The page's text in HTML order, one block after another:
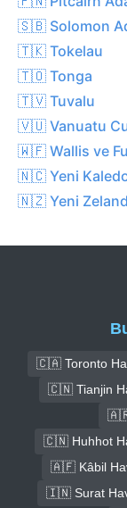
🇸🇧 Solomon
🇹🇰 Tokelau
🇹🇴 Tonga
🇹🇻 Tuvalu
🇻🇺 Vanuatu
🇼🇫 Wallis ve
🇳🇨 Yeni
🇳🇿 Yeni
🇨🇦 Toronto
🇨🇳 Tianjin
🇦🇷
🇨🇳 Huhhot
🇦🇫 Kâbil
🇮🇳 Surat